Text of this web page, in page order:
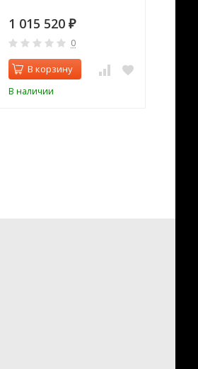
1 015 520 ₽
0
В корзину
В наличии